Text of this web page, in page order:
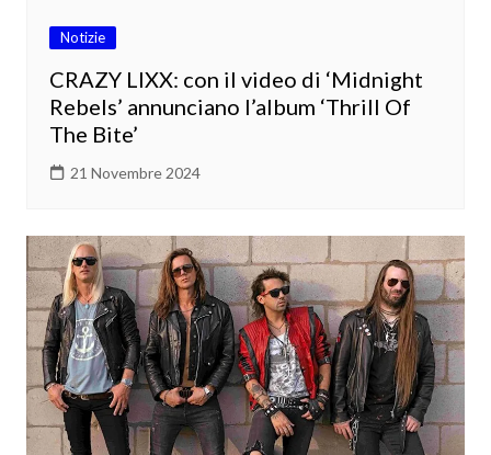
Notizie
CRAZY LIXX: con il video di ‘Midnight
Rebels’ annunciano l’album ‘Thrill Of
The Bite’
21 Novembre 2024